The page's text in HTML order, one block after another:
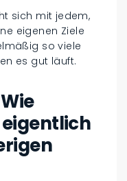
sich mit jedem,
eigenen Ziele
so viele
es gut läuft.